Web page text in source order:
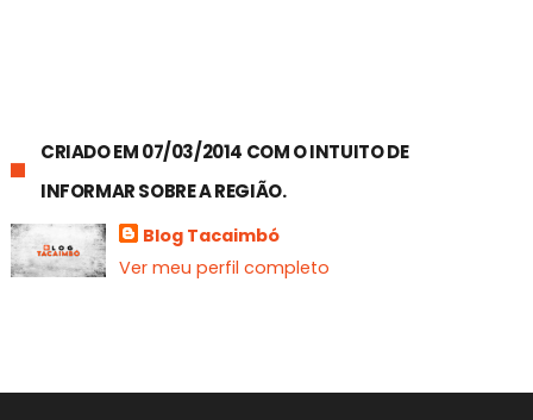
CRIADO EM 07/03/2014 COM O INTUITO DE
INFORMAR SOBRE A REGIÃO.
Blog Tacaimbó
Ver meu perfil completo